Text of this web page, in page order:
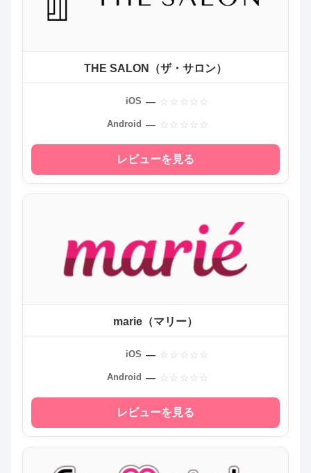
THE SALON（ザ・サロン）
iOS —
Android —
レビューを見る
marie（マリー）
iOS —
Android —
レビューを見る